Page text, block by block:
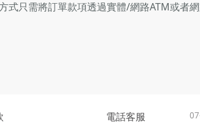
只需將訂單款項透過實體/網路ATM或者
電話客服